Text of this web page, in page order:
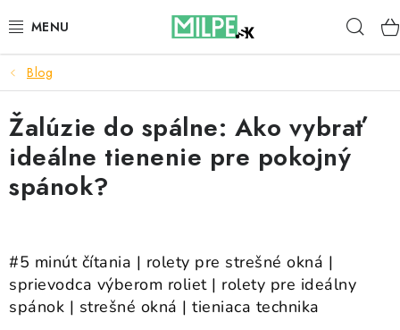
na
STREŠNÉ OKNÁ
PODKROVNÉ SCHODY
DOM A ZÁHRADA
BLOG
KONTAKTY
Blog
Žalúzie do spálne: Ako vybrať
ideálne tienenie pre pokojný
spánok?
#5 minút čítania | rolety pre strešné okná |
sprievodca výberom roliet | rolety pre ideálny
spánok | strešné okná | tieniaca technika